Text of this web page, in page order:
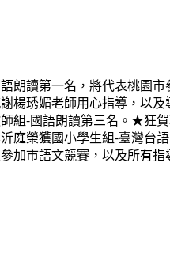
朗讀第一名，將代表桃園
楊琇媚老師用心指導，以
組-國語朗讀第三名。★狂
庭榮獲國小學生組-臺灣台
加市語文競賽，以及所有指